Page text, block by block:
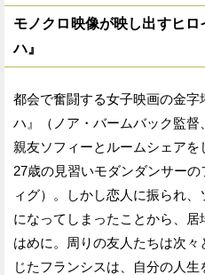
モノクロ映像が映し出すヒロ
ハ』
都会で奮闘する女子映画の金字
ハ』（ノア・バームバック監
親友ソフィーとルームシェア
27歳の見習いモダンダンサー
ィグ）。しかし恋人に振られ
になってしまったことから、
はめに。周りの友人たちは次
じたフランシスは、自分の人生